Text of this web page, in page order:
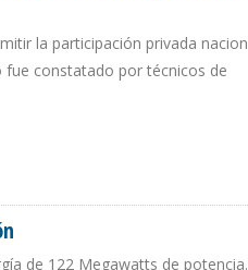
la participación privada
constatado por técnicos de
de 122 Megawatts de